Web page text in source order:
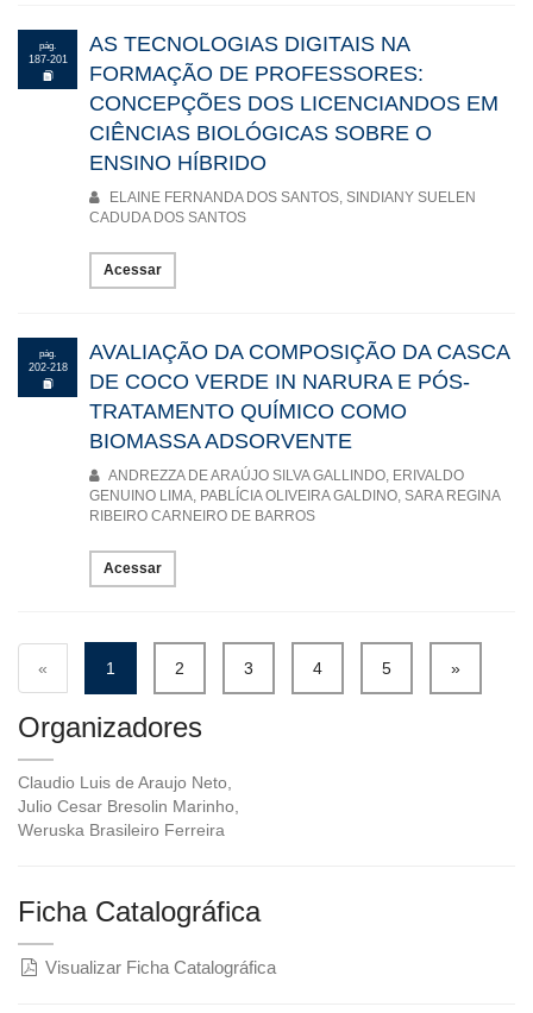
pág.
187-201
AS TECNOLOGIAS DIGITAIS NA
FORMAÇÃO DE PROFESSORES:
CONCEPÇÕES DOS LICENCIANDOS EM
CIÊNCIAS BIOLÓGICAS SOBRE O
ENSINO HÍBRIDO
ELAINE FERNANDA DOS SANTOS, SINDIANY SUELEN
CADUDA DOS SANTOS
Acessar
pág.
202-218
AVALIAÇÃO DA COMPOSIÇÃO DA CASCA
DE COCO VERDE IN NARURA E PÓS-
TRATAMENTO QUÍMICO COMO
BIOMASSA ADSORVENTE
ANDREZZA DE ARAÚJO SILVA GALLINDO, ERIVALDO
GENUINO LIMA, PABLÍCIA OLIVEIRA GALDINO, SARA REGINA
RIBEIRO CARNEIRO DE BARROS
Acessar
« 1 2 3 4 5 »
Organizadores
Claudio Luis de Araujo Neto,
Julio Cesar Bresolin Marinho,
Weruska Brasileiro Ferreira
Ficha Catalográfica
Visualizar Ficha Catalográfica